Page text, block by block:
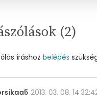
(2)
íráshoz belépés
2013. 03. 08.